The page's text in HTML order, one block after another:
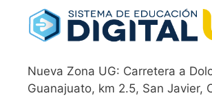
Nueva Zona UG: Carretera a
Guanajuato, km 2.5, San Javier,